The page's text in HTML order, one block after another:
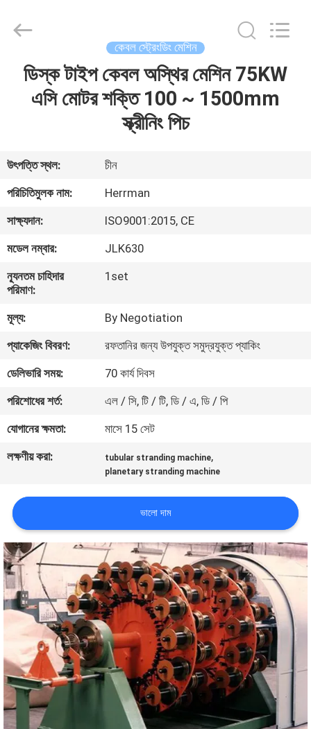
বাড়ি
আমাদের
সম্পর্কে
কারখানা
ভ্রমণ
নিয়ন্ত্রণ
যোগাযোগ
করুন
খবর
জন্য
আবেদন
সাইট
ম্যাপ
PRIVACY
POLICY
Rights
Reserved.
কেবল স্ট্রেংডিং মেশিন
ডিস্ক টাইপ কেবল অস্থির মেশিন 75KW
এসি মোটর শক্তি 100 ~ 1500mm
স্ক্রীনিং পিচ
উৎপত্তি স্থল:
চীন
পরিচিতিমুলক নাম:
Herrman
সাক্ষ্যদান:
ISO9001:2015, CE
মডেল নম্বার:
JLK630
ন্যূনতম চাহিদার
পরিমাণ:
1set
মূল্য:
By Negotiation
প্যাকেজিং বিবরণ:
রফতানির জন্য উপযুক্ত সমুদ্রযুক্ত প্যাকিং
ডেলিভারি সময়:
70 কার্য দিবস
পরিশোধের শর্ত:
এল / সি, টি / টি, ডি / এ, ডি / পি
যোগানের ক্ষমতা:
মাসে 15 সেট
লক্ষণীয় করা:
tubular stranding machine,
planetary stranding machine
ভালো দাম